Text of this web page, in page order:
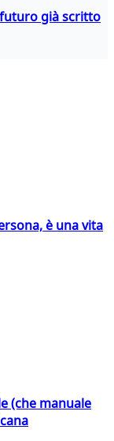
già scritto
è una vita
(che manuale